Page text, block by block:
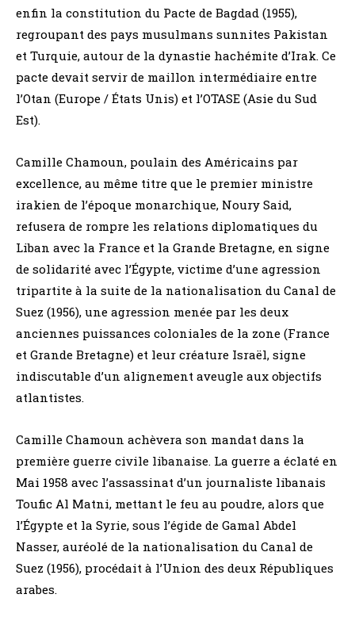
enfin la constitution du Pacte de Bagdad (1955),
regroupant des pays musulmans sunnites Pakistan
et Turquie, autour de la dynastie hachémite d’Irak. Ce
pacte devait servir de maillon intermédiaire entre
l’Otan (Europe / États Unis) et l’OTASE (Asie du Sud
Est).
Camille Chamoun, poulain des Américains par
excellence, au même titre que le premier ministre
irakien de l’époque monarchique, Noury Said,
refusera de rompre les relations diplomatiques du
Liban avec la France et la Grande Bretagne, en signe
de solidarité avec l’Égypte, victime d’une agression
tripartite à la suite de la nationalisation du Canal de
Suez (1956), une agression menée par les deux
anciennes puissances coloniales de la zone (France
et Grande Bretagne) et leur créature Israël, signe
indiscutable d’un alignement aveugle aux objectifs
atlantistes.
Camille Chamoun achèvera son mandat dans la
première guerre civile libanaise. La guerre a éclaté en
Mai 1958 avec l’assassinat d’un journaliste libanais
Toufic Al Matni, mettant le feu au poudre, alors que
l’Égypte et la Syrie, sous l’égide de Gamal Abdel
Nasser, auréolé de la nationalisation du Canal de
Suez (1956), procédait à l’Union des deux Républiques
arabes.